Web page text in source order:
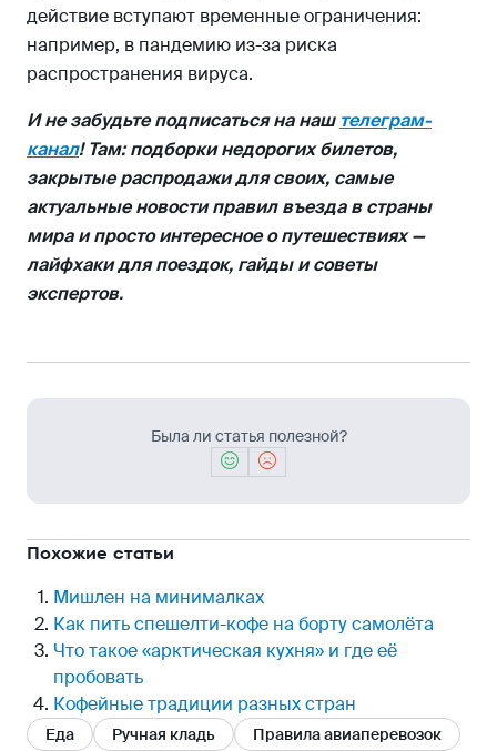
действие вступают временные ограничения:
например, в пандемию из-за риска
распространения вируса.
И не забудьте подписаться на наш телеграм-
канал! Там: подборки недорогих билетов,
закрытые распродажи для своих, самые
актуальные новости правил въезда в страны
мира и просто интересное о путешествиях —
лайфхаки для поездок, гайды и советы
экспертов.
Была ли статья полезной?
Похожие статьи
Мишлен на минималках
Как пить спешелти-кофе на борту самолёта
Что такое «арктическая кухня» и где её
пробовать
Кофейные традиции разных стран
Еда Ручная кладь Правила авиаперевозок